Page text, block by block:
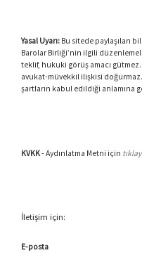
Yasal Uyarı:Bu sitede paylaşılan
Barolar Birliği’nin ilgili
teklif, hukuki görüş amacı
avukat-müvekkil ilişkisi
şartların kabul edildiği anlamına
KVKK- Aydınlatma Metni için
İletişim için:
E-posta